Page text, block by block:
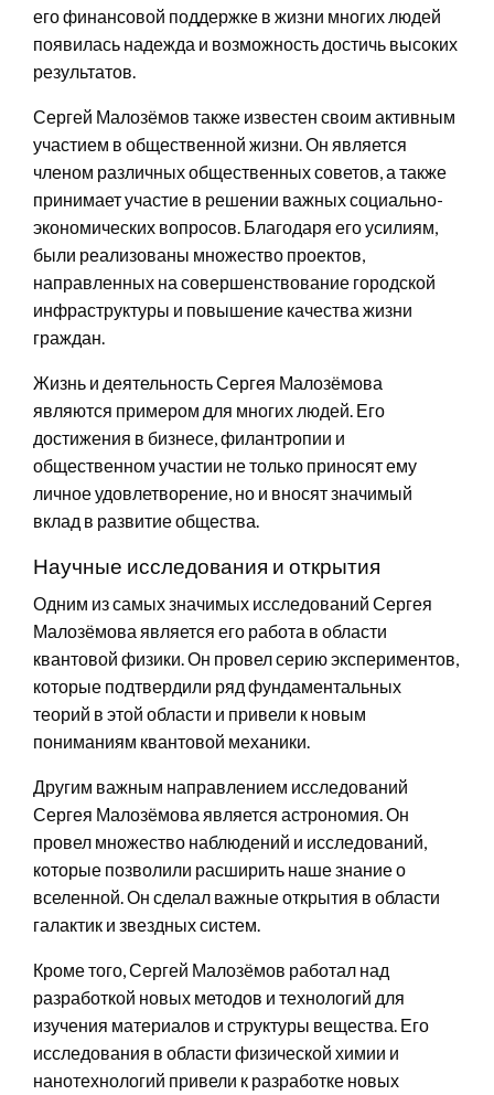
его финансовой поддержке в жизни многих людей
появилась надежда и возможность достичь высоких
результатов.
Сергей Малозёмов также известен своим активным
участием в общественной жизни. Он является
членом различных общественных советов, а также
принимает участие в решении важных социально-
экономических вопросов. Благодаря его усилиям,
были реализованы множество проектов,
направленных на совершенствование городской
инфраструктуры и повышение качества жизни
граждан.
Жизнь и деятельность Сергея Малозёмова
являются примером для многих людей. Его
достижения в бизнесе, филантропии и
общественном участии не только приносят ему
личное удовлетворение, но и вносят значимый
вклад в развитие общества.
Научные исследования и открытия
Одним из самых значимых исследований Сергея
Малозёмова является его работа в области
квантовой физики. Он провел серию экспериментов,
которые подтвердили ряд фундаментальных
теорий в этой области и привели к новым
пониманиям квантовой механики.
Другим важным направлением исследований
Сергея Малозёмова является астрономия. Он
провел множество наблюдений и исследований,
которые позволили расширить наше знание о
вселенной. Он сделал важные открытия в области
галактик и звездных систем.
Кроме того, Сергей Малозёмов работал над
разработкой новых методов и технологий для
изучения материалов и структуры вещества. Его
исследования в области физической химии и
нанотехнологий привели к разработке новых